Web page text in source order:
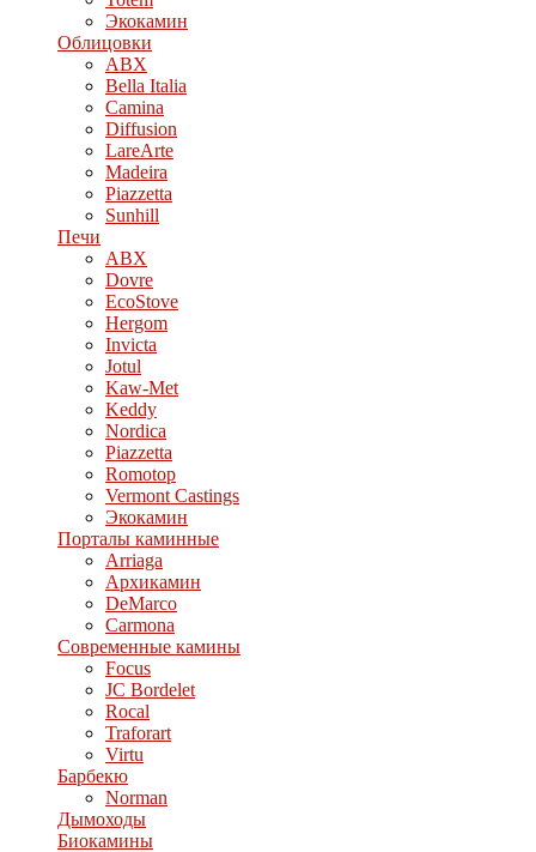
Экокамин
Облицовки
ABX
Bella Italia
Camina
Diffusion
LareArte
Madeira
Piazzetta
Sunhill
Печи
ABX
Dovre
EcoStove
Hergom
Invicta
Jotul
Kaw-Met
Keddy
Nordica
Piazzetta
Romotop
Vermont Castings
Экокамин
Порталы каминные
Arriaga
Архикамин
DeMarco
Carmona
Современные камины
Focus
JC Bordelet
Rocal
Traforart
Virtu
Барбекю
Norman
Дымоходы
Биокамины